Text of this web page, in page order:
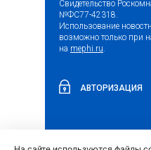
Свидетельство
№ФС77-42318.
Использование
возможно только при
на mephi.ru.
АВТОРИЗАЦИЯ